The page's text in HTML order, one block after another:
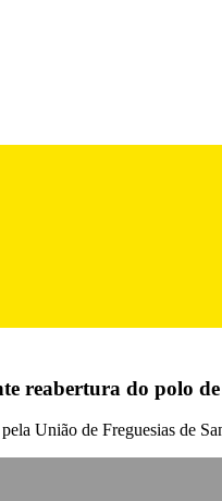
reabertura do polo
União de Freguesias de